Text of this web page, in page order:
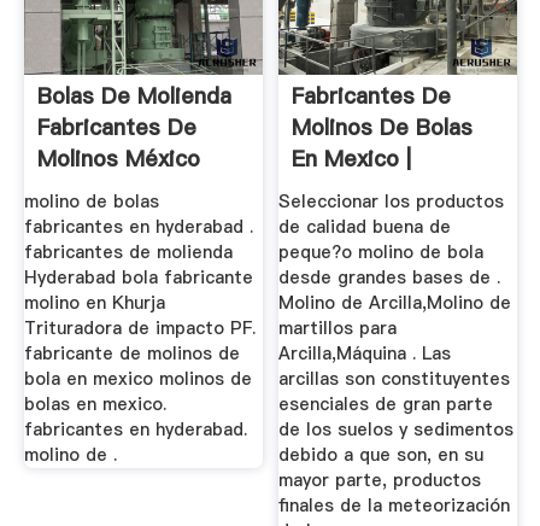
Bolas De Molienda
Fabricantes De
Molinos México
molino de bolas
fabricantes en hyderabad .
fabricantes de molienda
Hyderabad bola fabricante
molino en Khurja
Trituradora de impacto PF.
fabricante de molinos de
bola en mexico molinos de
bolas en mexico.
fabricantes en hyderabad.
molino de .
Fabricantes De
Molinos De Bolas
En Mexico |
Worldcrushers
Seleccionar los productos
de calidad buena de
peque?o molino de bola
desde grandes bases de .
Molino de Arcilla,Molino de
martillos para
Arcilla,Máquina . Las
arcillas son constituyentes
esenciales de gran parte
de los suelos y sedimentos
debido a que son, en su
mayor parte, productos
finales de la meteorización